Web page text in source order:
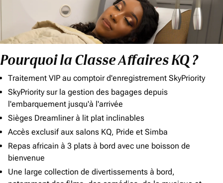
Pourquoi la Classe Affaires KQ ?
Traitement VIP au comptoir d'enregistrement SkyPriority
SkyPriority sur la gestion des bagages depuis
l'embarquement jusqu'à l'arrivée
Sièges Dreamliner à lit plat inclinables
Accès exclusif aux salons KQ, Pride et Simba
Repas africain à 3 plats à bord avec une boisson de
bienvenue
Une large collection de divertissements à bord,